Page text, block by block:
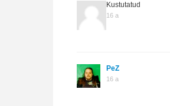
Kustutatud
16 a
PeZ
16 a